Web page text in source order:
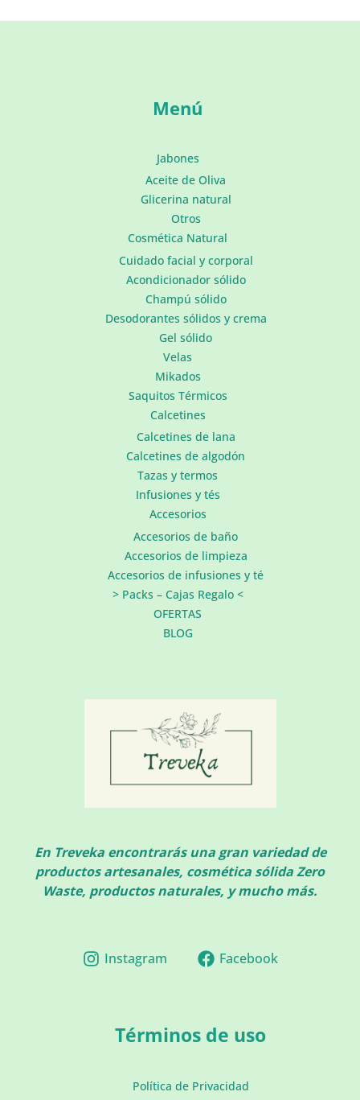
Menú
Jabones
Aceite de Oliva
Glicerina natural
Otros
Cosmética Natural
Cuidado facial y corporal
Acondicionador sólido
Champú sólido
Desodorantes sólidos y crema
Gel sólido
Velas
Mikados
Saquitos Térmicos
Calcetines
Calcetines de lana
Calcetines de algodón
Tazas y termos
Infusiones y tés
Accesorios
Accesorios de baño
Accesorios de limpieza
Accesorios de infusiones y té
> Packs – Cajas Regalo <
OFERTAS
BLOG
En Treveka encontrarás una gran variedad de
productos artesanales, cosmética sólida Zero
Waste, productos naturales, y mucho más.
Instagram Facebook
Términos de uso
Política de Privacidad